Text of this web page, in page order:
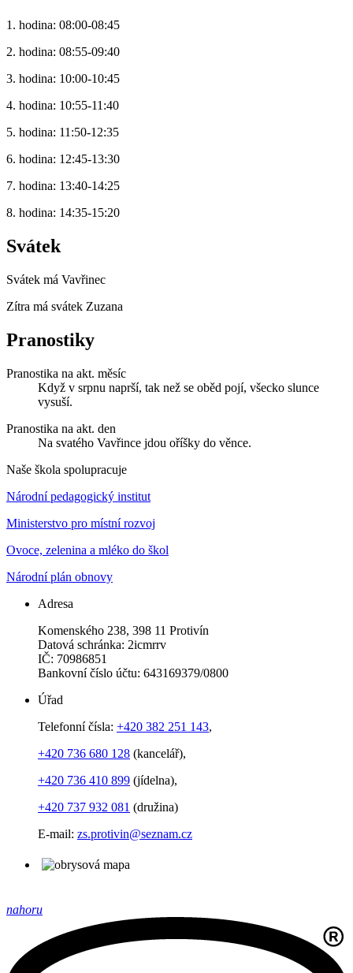
1. hodina: 08:00-08:45
2. hodina: 08:55-09:40
3. hodina: 10:00-10:45
4. hodina: 10:55-11:40
5. hodina: 11:50-12:35
6. hodina: 12:45-13:30
7. hodina: 13:40-14:25
8. hodina: 14:35-15:20
Svátek
Svátek má Vavřinec
Zítra má svátek Zuzana
Pranostiky
Pranostika na akt. měsíc
Když v srpnu naprší, tak než se oběd pojí, všecko slunce
vysuší.
Pranostika na akt. den
Na svatého Vavřince jdou oříšky do věnce.
Naše škola spolupracuje
Národní pedagogický institut
Ministerstvo pro místní rozvoj
Ovoce, zelenina a mléko do škol
Národní plán obnovy
Adresa
Komenského 238, 398 11 Protivín
Datová schránka: 2icmrrv
IČ: 70986851
Bankovní číslo účtu: 643169379/0800
Úřad
Telefonní čísla: +420 382 251 143,
+420 736 680 128 (kancelář),
+420 736 410 899 (jídelna),
+420 737 932 081 (družina)
E-mail: zs.protivin@seznam.cz
nahoru